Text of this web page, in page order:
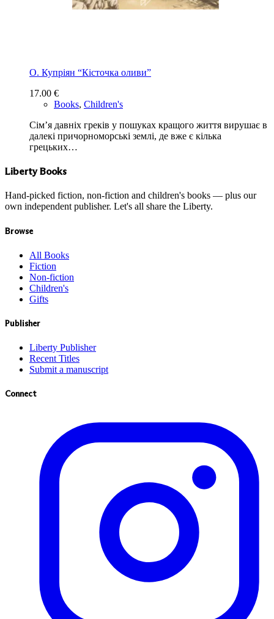
О. Купріян “Кісточка оливи”
17.00 €
Books, Children's
Сім’я давніх греків у пошуках кращого життя вирушає в
далекі причорноморські землі, де вже є кілька
грецьких…
Liberty Books
Hand-picked fiction, non-fiction and children's books — plus our
own independent publisher. Let's all share the Liberty.
Browse
All Books
Fiction
Non-fiction
Children's
Gifts
Publisher
Liberty Publisher
Recent Titles
Submit a manuscript
Connect